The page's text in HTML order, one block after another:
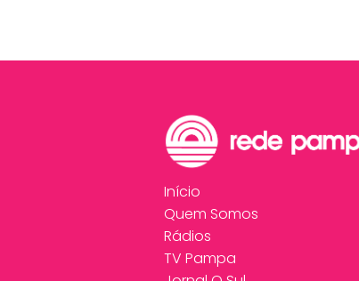
Início
Quem Somos
Rádios
TV Pampa